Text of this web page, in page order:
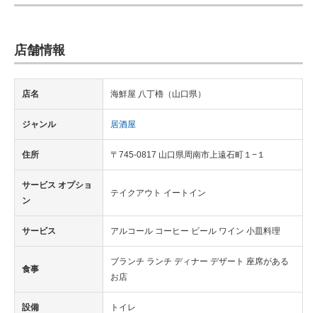
店舗情報
店名 海鮮屋 八丁櫓（山口県）
ジャンル 居酒屋
住所 〒745-0817 山口県周南市上遠石町１−１
サービス オプショ
ン
テイクアウト イートイン
サービス アルコール コーヒー ビール ワイン 小皿料理
食事
ブランチ ランチ ディナー デザート 座席がある
お店
設備 トイレ